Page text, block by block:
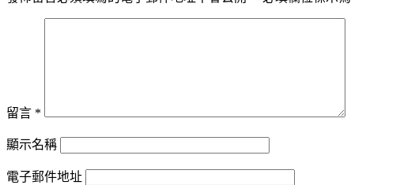
留言 *
顯示名稱
電子郵件地址